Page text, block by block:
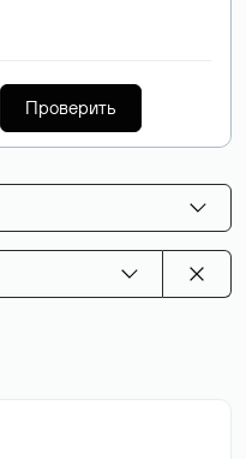
Проверить